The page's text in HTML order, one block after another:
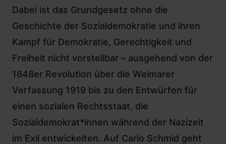
Dabei ist das Grundgesetz ohne die
Geschichte der Sozialdemokratie und ihren
Kampf für Demokratie, Gerechtigkeit und
Freiheit nicht vorstellbar – ausgehend von der
1848er Revolution über die Weimarer
Verfassung 1919 bis zu den Entwürfen für
einen sozialen Rechtsstaat, die
Sozialdemokrat*innen während der Nazizeit
im Exil entwickelten. Auf Carlo Schmid geht